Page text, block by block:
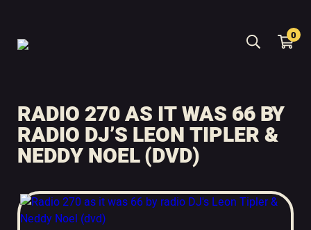
0
RADIO 270 AS IT WAS 66 BY
RADIO DJ’S LEON TIPLER &
NEDDY NOEL (DVD)